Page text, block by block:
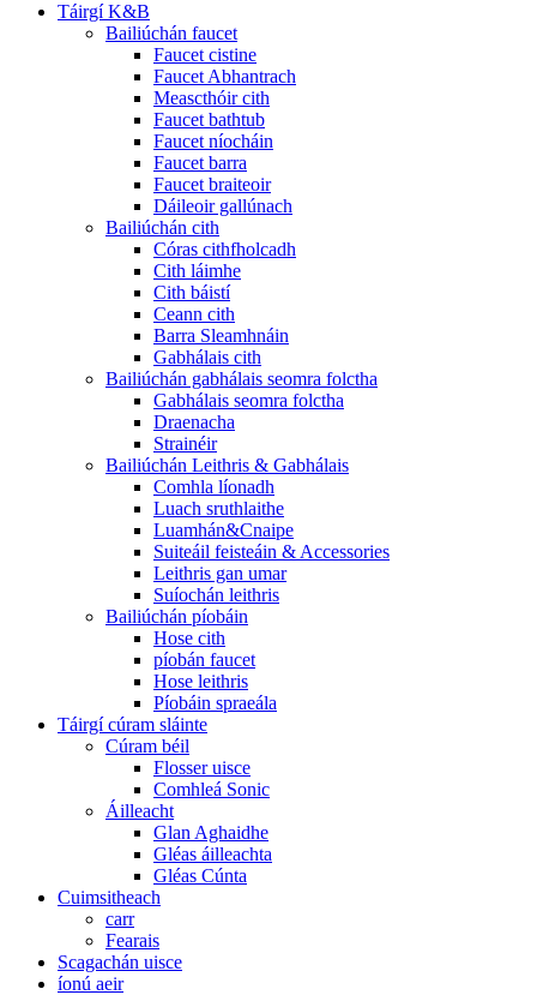
Táirgí K&B
Bailiúchán faucet
Faucet cistine
Faucet Abhantrach
Meascthóir cith
Faucet bathtub
Faucet níocháin
Faucet barra
Faucet braiteoir
Dáileoir gallúnach
Bailiúchán cith
Córas cithfholcadh
Cith láimhe
Cith báistí
Ceann cith
Barra Sleamhnáin
Gabhálais cith
Bailiúchán gabhálais seomra folctha
Gabhálais seomra folctha
Draenacha
Strainéir
Bailiúchán Leithris & Gabhálais
Comhla líonadh
Luach sruthlaithe
Luamhán&Cnaipe
Suiteáil feisteáin & Accessories
Leithris gan umar
Suíochán leithris
Bailiúchán píobáin
Hose cith
píobán faucet
Hose leithris
Píobáin spraeála
Táirgí cúram sláinte
Cúram béil
Flosser uisce
Comhleá Sonic
Áilleacht
Glan Aghaidhe
Gléas áilleachta
Gléas Cúnta
Cuimsitheach
carr
Fearais
Scagachán uisce
íonú aeir